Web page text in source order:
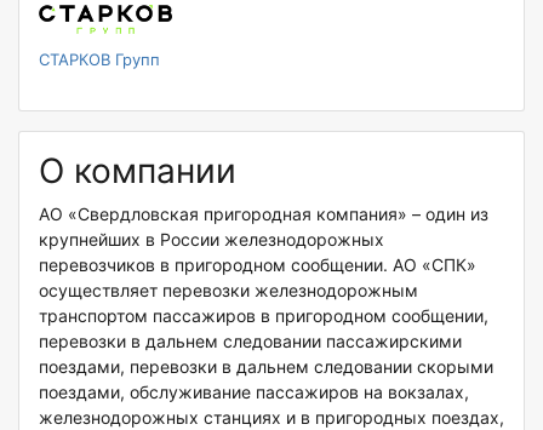
СТАРКОВ Групп
О компании
АО «Свердловская пригородная компания» – один из
крупнейших в России железнодорожных
перевозчиков в пригородном сообщении. АО «СПК»
осуществляет перевозки железнодорожным
транспортом пассажиров в пригородном сообщении,
перевозки в дальнем следовании пассажирскими
поездами, перевозки в дальнем следовании скорыми
поездами, обслуживание пассажиров на вокзалах,
железнодорожных станциях и в пригородных поездах,